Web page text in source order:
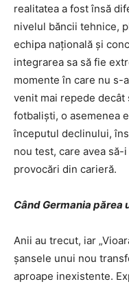
realitatea a fost însă
nivelul băncii tehnice,
echipa națională și
integrarea sa să fie
momente în care nu s-
venit mai repede
fotbaliști, o asemenea
începutul declinului,
nou test, care avea să-
provocări din carieră.
Când Germania părea
Anii au trecut, iar
șansele unui nou
aproape inexistente.